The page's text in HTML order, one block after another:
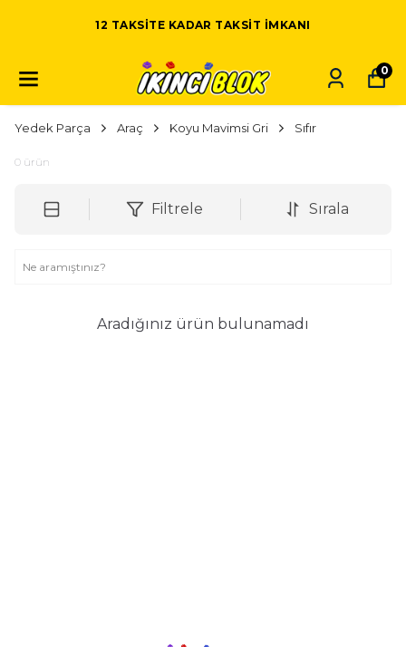
12 TAKSITE KADAR TAKSIT IMKANI
0
Yedek Parça Araç Koyu Mavimsi Gri Sıfır
0 ürün
Filtrele Sırala
Aradığınız ürün bulunamadı